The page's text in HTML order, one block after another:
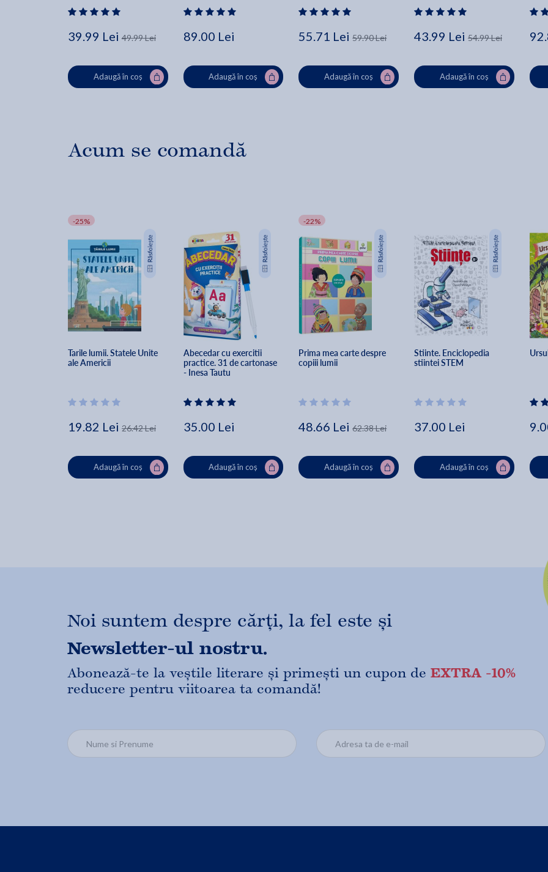
39.99 Lei 49.99 Lei
Adaugă în coș
89.00 Lei
Adaugă în coș
55.71 Lei 59.90 Lei
Adaugă în coș
43.99 Lei 54.99 Lei
Adaugă în coș
Acum se comandă
-25%
Tarile lumii. Statele Unite
ale Americii
19.82 Lei 26.42 Lei
Adaugă în coș
Abecedar cu exercitii
practice. 31 de cartonase
- Inesa Tautu
35.00 Lei
Adaugă în coș
-22%
Prima mea carte despre
copiii lumii
48.66 Lei 62.38 Lei
Adaugă în coș
Stiinte. Enciclopedia
stiintei STEM
37.00 Lei
Adaugă în coș
Noi suntem despre cărți, la fel este și
Newsletter-ul nostru.
Abonează-te la veștile literare și primești un cupon de EXTRA -10%
reducere pentru viitoarea ta comandă!